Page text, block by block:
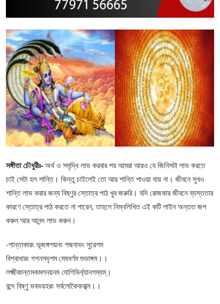
সঙ্গীতা চৌধুরীঃ-অর্থ ও সমৃদ্ধি লাভ করবার পর আমরা আর‌ও যে জিনিসটা লাভ করতে
চাই সেটা হল শান্তি। কিন্তু চাইলেই তো আর শান্তি পাওয়া যায় না। জীবনে সুখ‌ও
শান্তি লাভ করার জন্য বিষ্ণুর স্তোত্র পাঠ খুব জরুরি। যদি রোজকার জীবনে ব্যস্ততার
কারণে স্তোত্র পাঠ করতে না পারেন, তাহলে নিম্নলিখিত এই কটি লাইন অন্তত জপ
করুন আর আনন্দ লাভ করুন।
-শান্তাকারং ভূজঙ্গশয়নং পদ্মনাভং সুরেশম
বিশ্বাধারং গগনসদৃশম মেঘবর্ণম শুভাঙ্গম।।
লক্ষ্মীকান্তমকমলনয়নম যোগিভির্ধ্যানগম্যম্।
বন্দে বিষ্ণু ভবভয়হরং সর্বলোকৈকনাথ্ম।।